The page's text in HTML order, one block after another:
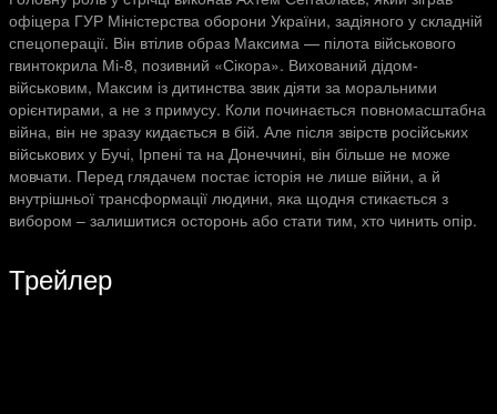
офіцера ГУР Міністерства оборони України, задіяного у складній
спецоперації. Він втілив образ Максима — пілота військового
гвинтокрила Мі-8, позивний «Сікора». Вихований дідом-
військовим, Максим із дитинства звик діяти за моральними
орієнтирами, а не з примусу. Коли починається повномасштабна
війна, він не зразу кидається в бій. Але після звірств російських
військових у Бучі, Ірпені та на Донеччині, він більше не може
мовчати. Перед глядачем постає історія не лише війни, а й
внутрішньої трансформації людини, яка щодня стикається з
вибором – залишитися осторонь або стати тим, хто чинить опір.
Трейлер